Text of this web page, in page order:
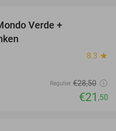
Verde +
8.3 star
Regulier €28,50
€21 ,50